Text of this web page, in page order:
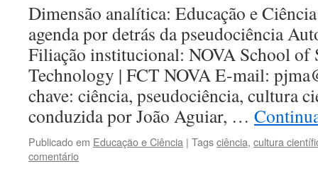
Dimensão analítica: Educação e
agenda por detrás da pseudociência
Filiação institucional: NOVA School of
Technology | FCT NOVA E-mail:
chave: ciência, pseudociência, cultura
conduzida por João Aguiar, …
Publicado em Educação e Ciência | Tagsciência, cultura
comentário